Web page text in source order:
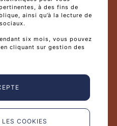
santé, sociétés savantes,
lors d’unejournée de
rapport qui permettra
visant à optimiser les soins
à des fins de
ainsi qu’à la lecture de
six mois, vous pouvez
cliquant sur gestion des
LES COOKIES